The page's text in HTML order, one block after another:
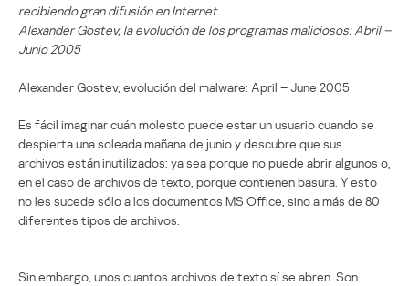
recibiendo gran difusión en Internet
Alexander Gostev, la evolución de los programas maliciosos: Abril –
Junio 2005
Alexander Gostev, evolución del malware: April – June 2005
Es fácil imaginar cuán molesto puede estar un usuario cuando se
despierta una soleada mañana de junio y descubre que sus
archivos están inutilizados: ya sea porque no puede abrir algunos o,
en el caso de archivos de texto, porque contienen basura. Y esto
no les sucede sólo a los documentos MS Office, sino a más de 80
diferentes tipos de archivos.
Sin embargo, unos cuantos archivos de texto sí se abren. Son